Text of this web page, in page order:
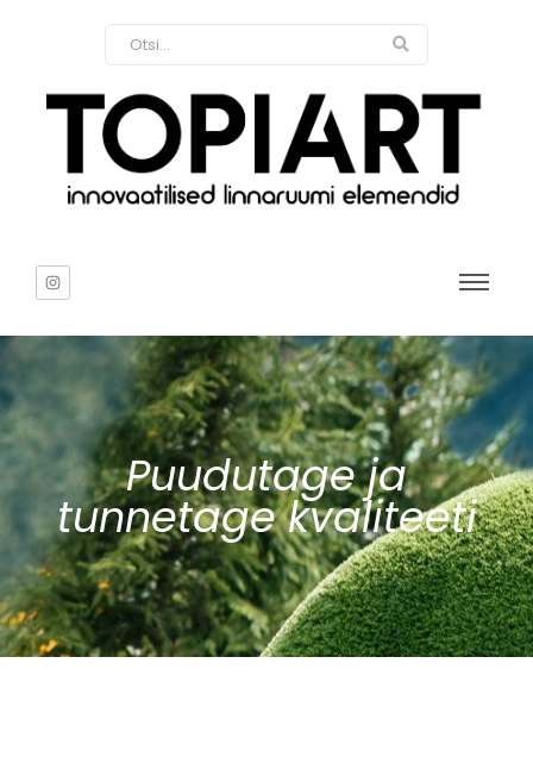
Puudutage ja
tunnetage kvaliteeti